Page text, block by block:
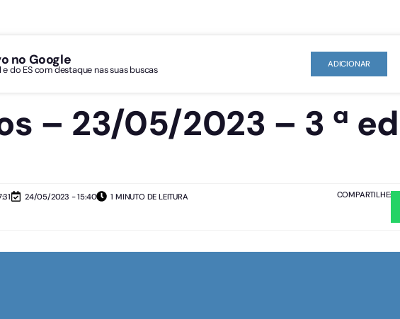
no Google
do ES com destaque nas suas buscas ADICIONAR
– 23/05/2023 – 3 ª
24/05/2023 - 15:40 1 MINUTO DE LEITURA COMPARTILHE: